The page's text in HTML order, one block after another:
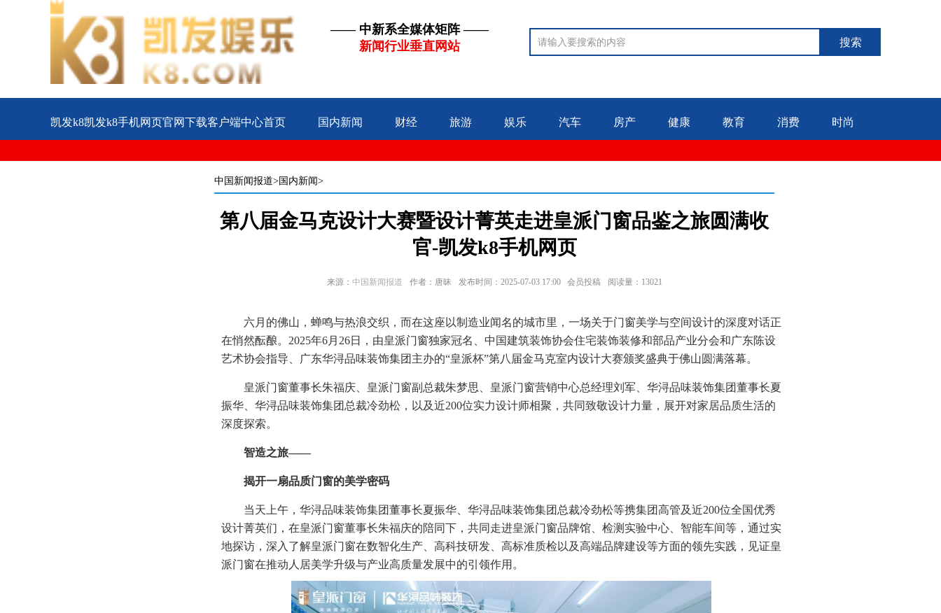
—— 中新系全媒体矩阵 ——
新闻行业垂直网站
搜索
凯发k8凯发k8手机网页官网下载客户端中心首页 国内新闻 财经 旅游 娱乐 汽车 房产 健康 教育 消费 时尚
中国新闻报道>国内新闻>
第八届金马克设计大赛暨设计菁英走进皇派门窗品鉴之旅圆满收
官-凯发k8手机网页
来源： 中国新闻报道 作者：唐昧 发布时间：2025-07-03 17:00 会员投稿 阅读量：13021
六月的佛山，蝉鸣与热浪交织，而在这座以制造业闻名的城市里，一场关于门窗美学与空间设计的深度对话正
在悄然酝酿。2025年6月26日，由皇派门窗独家冠名、中国建筑装饰协会住宅装饰装修和部品产业分会和广东陈设
艺术协会指导、广东华浔品味装饰集团主办的“皇派杯”第八届金马克室内设计大赛颁奖盛典于佛山圆满落幕。
皇派门窗董事长朱福庆、皇派门窗副总裁朱梦思、皇派门窗营销中心总经理刘军、华浔品味装饰集团董事长夏
振华、华浔品味装饰集团总裁冷劲松，以及近200位实力设计师相聚，共同致敬设计力量，展开对家居品质生活的
深度探索。
智造之旅——
揭开一扇品质门窗的美学密码
当天上午，华浔品味装饰集团董事长夏振华、华浔品味装饰集团总裁冷劲松等携集团高管及近200位全国优秀
设计菁英们，在皇派门窗董事长朱福庆的陪同下，共同走进皇派门窗品牌馆、检测实验中心、智能车间等，通过实
地探访，深入了解皇派门窗在数智化生产、高科技研发、高标准质检以及高端品牌建设等方面的领先实践，见证皇
派门窗在推动人居美学升级与产业高质量发展中的引领作用。